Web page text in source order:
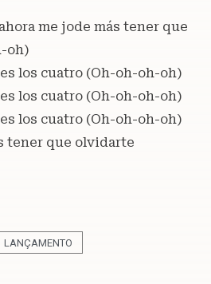
me jode más tener que
oh)
los cuatro (Oh-oh-oh-oh)
los cuatro (Oh-oh-oh-oh)
los cuatro (Oh-oh-oh-oh)
tener que olvidarte
LANÇAMENTO